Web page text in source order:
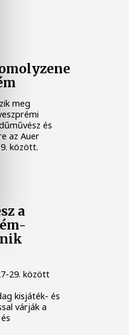
meg
és
az Auer
9. között.
a
29. között
kisjáték- és
várják a